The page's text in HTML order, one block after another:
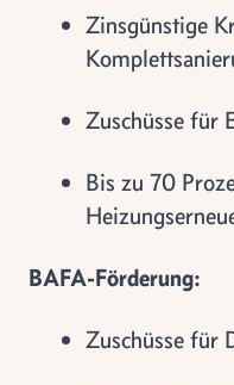
Zinsgünstige
Zuschüsse für
Bis zu 70
BAFA-Förderung:
Zuschüsse für